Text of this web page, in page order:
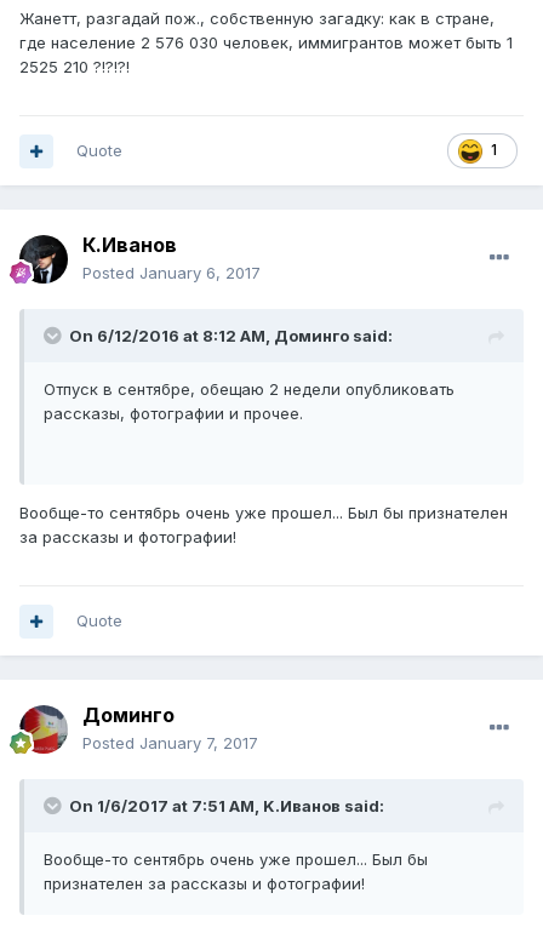
Жанетт, разгадай пож., собственную загадку: как в стране,
где население 2 576 030 человек, иммигрантов может быть 1
2525 210 ?!?!?!
1
Quote
К.Иванов
Posted January 6, 2017
On 6/12/2016 at 8:12 AM, Доминго said:
Отпуск в сентябре, обещаю 2 недели опубликовать
рассказы, фотографии и прочее.
Вообще-то сентябрь очень уже прошел... Был бы признателен
за рассказы и фотографии!
Quote
Доминго
Posted January 7, 2017
On 1/6/2017 at 7:51 AM, K.Иванов said:
Вообще-то сентябрь очень уже прошел... Был бы
признателен за рассказы и фотографии!